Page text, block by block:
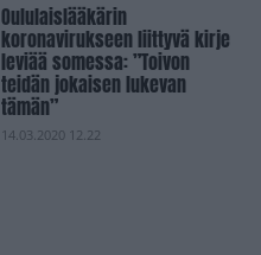
Oululaislääkärin
koronavirukseen liittyvä kirje
leviää somessa: ”Toivon
teidän jokaisen lukevan
tämän”
14.03.2020 12.22